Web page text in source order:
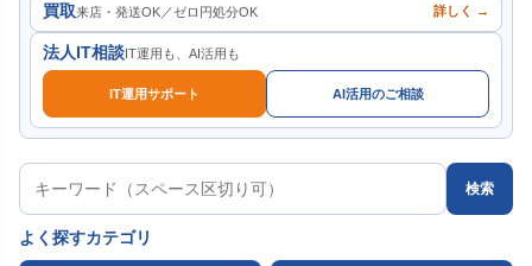
買取来店・発送OK／ゼロ円処分OK 詳しく →
法人IT相談IT運用も、AI活用も
IT運用サポート AI活用のご相談
検索
よく探すカテゴリ